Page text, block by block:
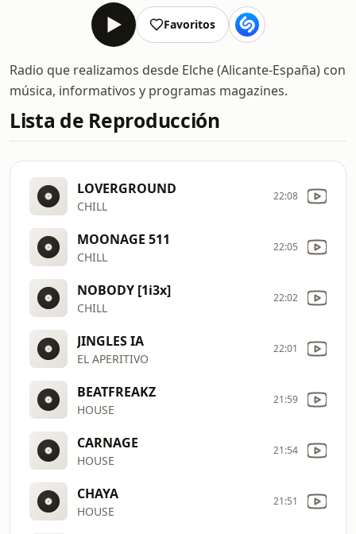
Favoritos
Radio que realizamos desde Elche (Alicante-España) con
música, informativos y programas magazines.
Lista de Reproducción
LOVERGROUND
CHILL
22:08
MOONAGE 511
CHILL
22:05
NOBODY [1i3x]
CHILL
22:02
JINGLES IA
EL APERITIVO
22:01
BEATFREAKZ
HOUSE
21:59
CARNAGE
HOUSE
21:54
CHAYA
HOUSE
21:51